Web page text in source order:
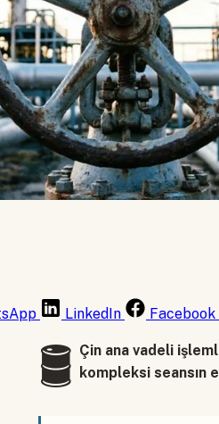
LinkedIn Facebook
🛢️ Çin ana vadeli
kompleksi seansın